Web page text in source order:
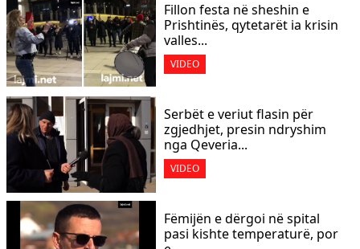
VIDEO
Fillon festa në sheshin e
Prishtinës, qytetarët ia krisin
valles...
VIDEO
Serbët e veriut flasin për
zgjedhjet, presin ndryshim
nga Qeveria...
Fëmijën e dërgoi në spital
pasi kishte temperaturë, por